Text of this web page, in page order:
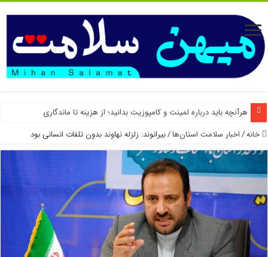
هرآنچه باید درباره لمینت و کامپوزیت بدانید؛ از هزینه تا ماندگاری
خانه/اخبار سلامت استان‌ها/بیرانوند: زلزله نهاوند بدون تلفات انسانی بود